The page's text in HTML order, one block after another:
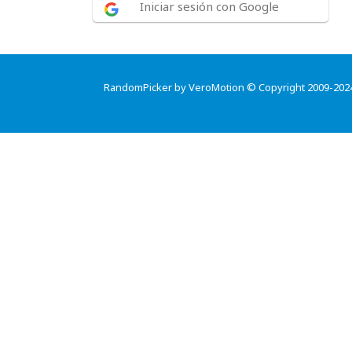
Iniciar sesión con Google
RandomPicker by VeroMotion © Copyright 2009-